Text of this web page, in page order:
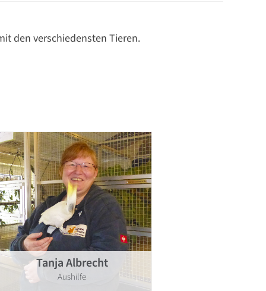
den verschiedensten Tieren.
Tanja Albrecht
Aushilfe